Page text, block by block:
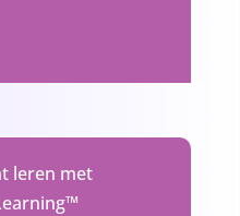
leren met